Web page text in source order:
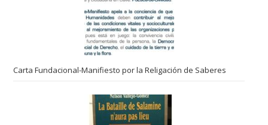
Carta Fundacional-Manifiesto por la Religación de Saberes